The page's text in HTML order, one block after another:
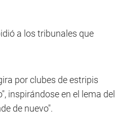
a los tribunales que
por clubes de estripis
inspirándose en el lema del
de nuevo".